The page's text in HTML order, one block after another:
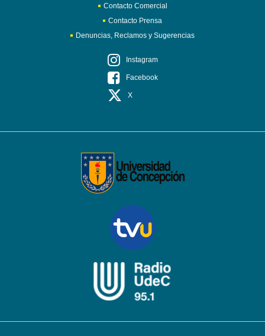
Contacto Comercial
Contacto Prensa
Denuncias, Reclamos y Sugerencias
Instagram
Facebook
X